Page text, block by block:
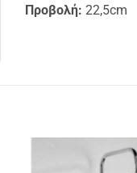
Προβολή: 22,5cm